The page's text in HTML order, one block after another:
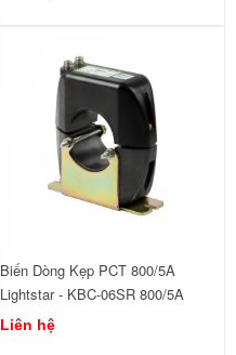
Biến Dòng Kẹp PCT 800/5A
Lightstar - KBC-06SR 800/5A
Liên hệ